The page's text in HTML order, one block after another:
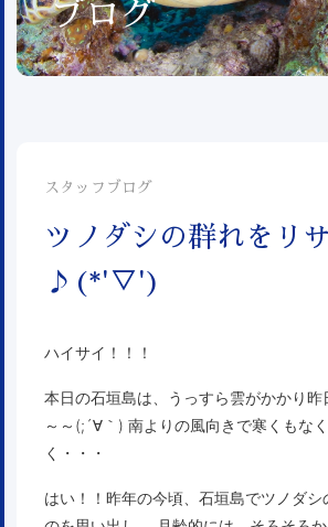
ブログ
スタッフブログ
ツノダシの群れをリ
♪(*'▽')
ハイサイ！！！
本日の石垣島は、うっすら雲がかかり
～～(;´∀｀) 南よりの風向きで寒くもな
く・・・
はい！！昨年の今頃、石垣島でツノダシ